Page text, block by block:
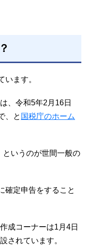
います。
、令和5年2月16日
、と 国税庁のホーム
いうのが世間一般の
確定申告をすること
成コーナーは1月4日
されています。